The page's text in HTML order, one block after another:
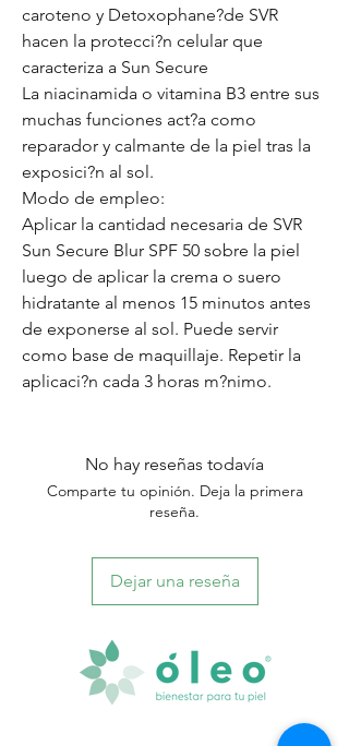
caroteno y Detoxophane?de SVR
hacen la protecci?n celular que
caracteriza a Sun Secure
La niacinamida o vitamina B3 entre sus
muchas funciones act?a como
reparador y calmante de la piel tras la
exposici?n al sol.
Modo de empleo:
Aplicar la cantidad necesaria de SVR
Sun Secure Blur SPF 50 sobre la piel
luego de aplicar la crema o suero
hidratante al menos 15 minutos antes
de exponerse al sol. Puede servir
como base de maquillaje. Repetir la
aplicaci?n cada 3 horas m?nimo.
No hay reseñas todavía
Comparte tu opinión. Deja la primera
reseña.
Dejar una reseña